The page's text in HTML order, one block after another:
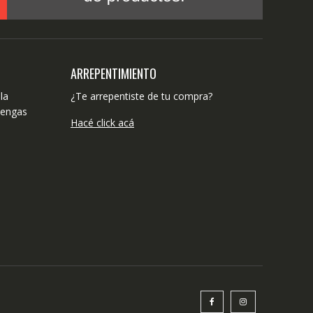
ARREPENTIMIENTO
¿Te arrepentiste de tu compra?
Hacé click acá